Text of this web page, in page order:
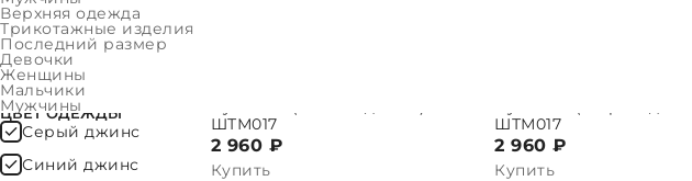
Верхняя одежда
Трикотажные изделия
Последний размер
Девочки
Женщины
Мальчики
Мужчины
ЦЕНА
ЦВЕТ ОДЕЖДЫ
Серый джинс
Синий джинс
ШТМ017
2 960 ₽
Купить
ШТМ017
2 960 ₽
Купить